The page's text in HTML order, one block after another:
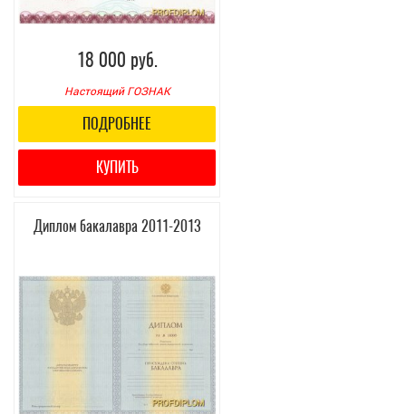
18 000 руб.
Настоящий ГОЗНАК
ПОДРОБНЕЕ
КУПИТЬ
Диплом бакалавра 2011-2013